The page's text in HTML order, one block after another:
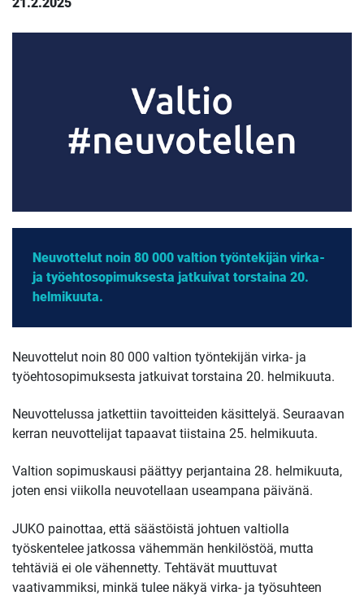
Neuvottelut noin 80 000 valtion työntekijän virka-
ja työehtosopimuksesta jatkuivat torstaina 20.
helmikuuta.
Neuvottelut noin 80 000 valtion työntekijän virka- ja
työehtosopimuksesta jatkuivat torstaina 20. helmikuuta.
Neuvottelussa jatkettiin tavoitteiden käsittelyä. Seuraavan
kerran neuvottelijat tapaavat tiistaina 25. helmikuuta.
Valtion sopimuskausi päättyy perjantaina 28. helmikuuta,
joten ensi viikolla neuvotellaan useampana päivänä.
JUKO painottaa, että säästöistä johtuen valtiolla
työskentelee jatkossa vähemmän henkilöstöä, mutta
tehtäviä ei ole vähennetty. Tehtävät muuttuvat
vaativammiksi, minkä tulee näkyä virka- ja työsuhteen